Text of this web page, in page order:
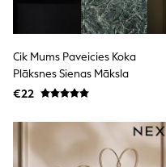
Shorts
Skirts
Sunglasses
Sunsafe Swimwear
Swimsuits
Tops & T-Shirts
Baby Holiday Shop
All Accessories
Beach Bags
Luggage
Cik Mums Paveicies Koka
Plāksnes Sienas Māksla
€22